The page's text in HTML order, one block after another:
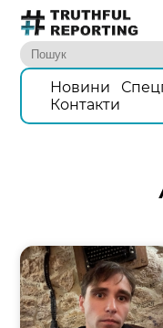
Новини
Контакти